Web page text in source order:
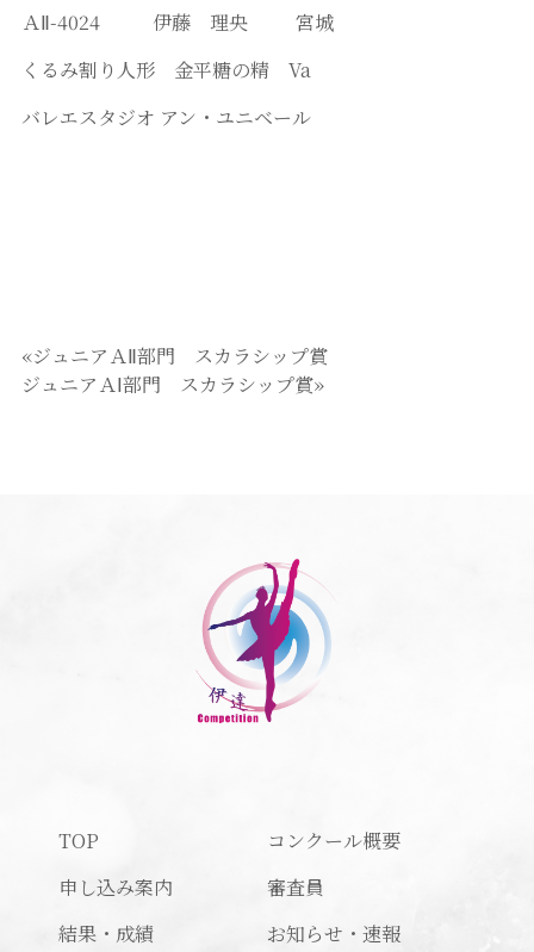
ＡⅡ-4024 伊藤 理央 宮城
くるみ割り人形 金平糖の精 Va
バレエスタジオ アン・ユニベール
«ジュニアＡⅡ部門 スカラシップ賞
ジュニアＡⅠ部門 スカラシップ賞»
TOP
コンクール概要
申し込み案内
審査員
結果・成績
お知らせ・速報